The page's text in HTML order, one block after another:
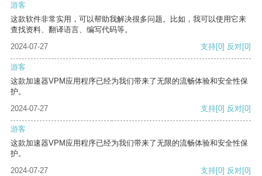
游客
这款软件非常实用，可以帮助我解决很多问题。比如，我可以使用它来
查找资料、翻译语言、编写代码等。
2024-07-27
支持[0] 反对[0]
游客
这款加速器VPM应用程序已经为我们带来了无限的流畅体验和安全性保
护。
2024-07-27
支持[0] 反对[0]
游客
这款加速器VPM应用程序已经为我们带来了无限的流畅体验和安全性保
护。
2024-07-27
支持[0] 反对[0]